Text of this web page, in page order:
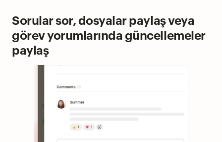
Sorular sor, dosyalar paylaş veya
görev yorumlarında güncellemeler
paylaş